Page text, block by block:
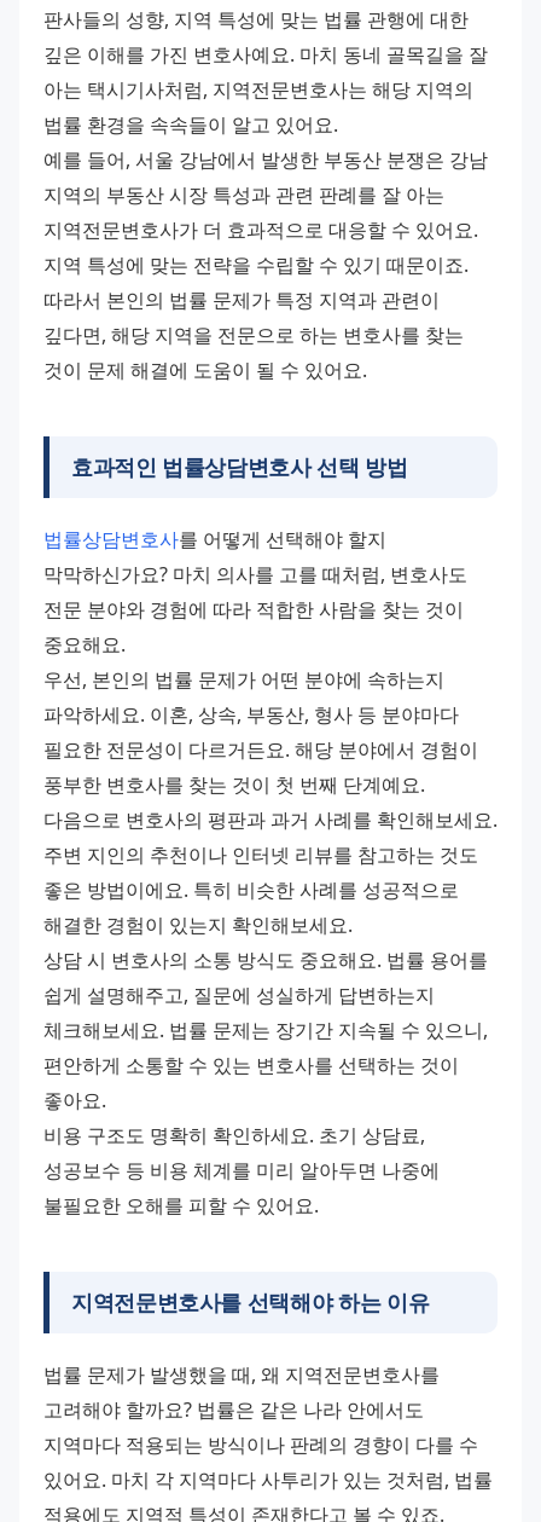
판사들의 성향, 지역 특성에 맞는 법률 관행에 대한
깊은 이해를 가진 변호사예요. 마치 동네 골목길을 잘
아는 택시기사처럼, 지역전문변호사는 해당 지역의
법률 환경을 속속들이 알고 있어요.
예를 들어, 서울 강남에서 발생한 부동산 분쟁은 강남
지역의 부동산 시장 특성과 관련 판례를 잘 아는
지역전문변호사가 더 효과적으로 대응할 수 있어요.
지역 특성에 맞는 전략을 수립할 수 있기 때문이죠.
따라서 본인의 법률 문제가 특정 지역과 관련이
깊다면, 해당 지역을 전문으로 하는 변호사를 찾는
것이 문제 해결에 도움이 될 수 있어요.
효과적인 법률상담변호사 선택 방법
법률상담변호사를 어떻게 선택해야 할지
막막하신가요? 마치 의사를 고를 때처럼, 변호사도
전문 분야와 경험에 따라 적합한 사람을 찾는 것이
중요해요.
우선, 본인의 법률 문제가 어떤 분야에 속하는지
파악하세요. 이혼, 상속, 부동산, 형사 등 분야마다
필요한 전문성이 다르거든요. 해당 분야에서 경험이
풍부한 변호사를 찾는 것이 첫 번째 단계예요.
다음으로 변호사의 평판과 과거 사례를 확인해보세요.
주변 지인의 추천이나 인터넷 리뷰를 참고하는 것도
좋은 방법이에요. 특히 비슷한 사례를 성공적으로
해결한 경험이 있는지 확인해보세요.
상담 시 변호사의 소통 방식도 중요해요. 법률 용어를
쉽게 설명해주고, 질문에 성실하게 답변하는지
체크해보세요. 법률 문제는 장기간 지속될 수 있으니,
편안하게 소통할 수 있는 변호사를 선택하는 것이
좋아요.
비용 구조도 명확히 확인하세요. 초기 상담료,
성공보수 등 비용 체계를 미리 알아두면 나중에
불필요한 오해를 피할 수 있어요.
지역전문변호사를 선택해야 하는 이유
법률 문제가 발생했을 때, 왜 지역전문변호사를
고려해야 할까요? 법률은 같은 나라 안에서도
지역마다 적용되는 방식이나 판례의 경향이 다를 수
있어요. 마치 각 지역마다 사투리가 있는 것처럼, 법률
적용에도 지역적 특성이 존재한다고 볼 수 있죠.